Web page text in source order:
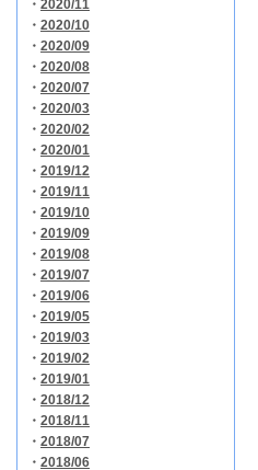
・ 2020/11
・ 2020/10
・ 2020/09
・ 2020/08
・ 2020/07
・ 2020/03
・ 2020/02
・ 2020/01
・ 2019/12
・ 2019/11
・ 2019/10
・ 2019/09
・ 2019/08
・ 2019/07
・ 2019/06
・ 2019/05
・ 2019/03
・ 2019/02
・ 2019/01
・ 2018/12
・ 2018/11
・ 2018/07
・ 2018/06